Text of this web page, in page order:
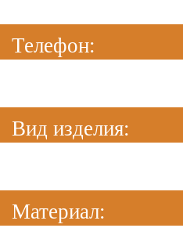
Телефон:
Вид изделия:
Материал: